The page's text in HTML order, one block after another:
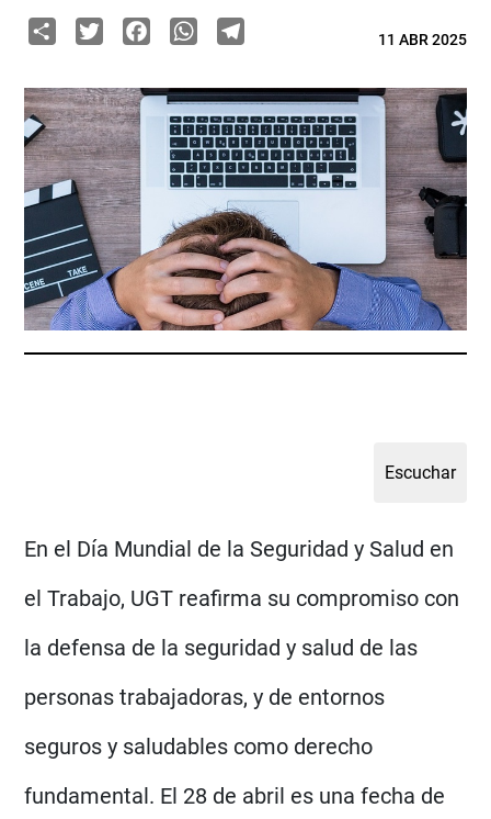
ShareTwitterFacebook
WhatsApp
Telegram11 ABR 2025
En el Día Mundial de la Seguridad y Salud en
el Trabajo, UGT reafirma su compromiso con
la defensa de la seguridad y salud de las
personas trabajadoras, y de entornos
seguros y saludables como derecho
fundamental. El 28 de abril es una fecha de